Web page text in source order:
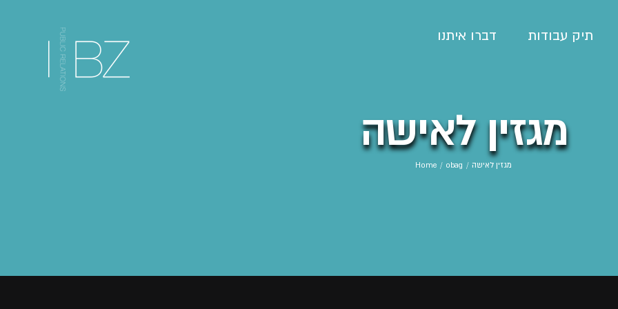
דברו איתנו תיק עבודות
מגזין לאישה
Home / obag / מגזין לאישה